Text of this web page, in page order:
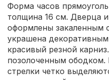
Форма часов
толщина 16 см. Дверца
оформлены закаленным
украшена
красивый резной
позолоченным
стрелки четко